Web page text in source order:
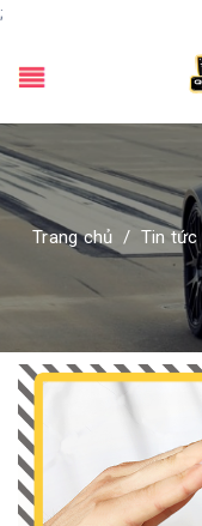
;
Trang chủ / Tin tức